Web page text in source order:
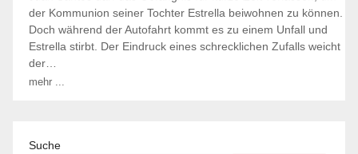
der Kommunion seiner Tochter Estrella beiwohnen zu können.
Doch während der Autofahrt kommt es zu einem Unfall und
Estrella stirbt. Der Eindruck eines schrecklichen Zufalls weicht
der…
mehr ...
Suche